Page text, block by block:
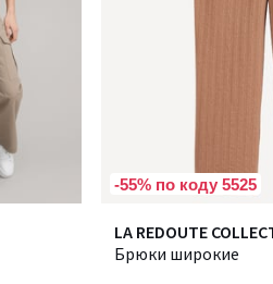
-55% по коду 5525
LA REDOUTE
Брюки широкие